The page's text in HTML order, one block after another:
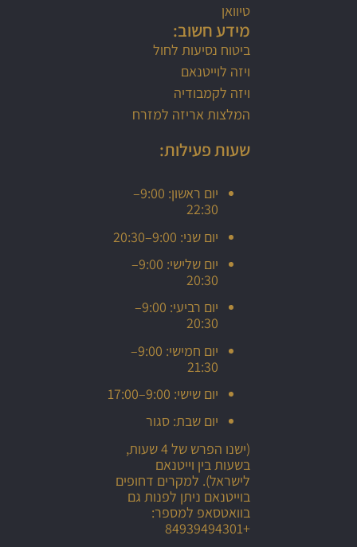
טיוואן
מידע חשוב:
ביטוח נסיעות לחול
ויזה לוייטנאם
ויזה לקמבודיה
המלצות אריזה למזרח
שעות פעילות:
יום ראשון: 9:00–
22:30
יום שני: 9:00–20:30
יום שלישי: 9:00–
20:30
יום רביעי: 9:00–
20:30
יום חמישי: 9:00–
21:30
יום שישי: 9:00–17:00
יום שבת: סגור
(ישנו הפרש של 4 שעות,
בשעות בין וייטנאם
לישראל). למקרים דחופים
בוייטנאם ניתן לפנות גם
בוואטסאפ למספר:
+84939494301